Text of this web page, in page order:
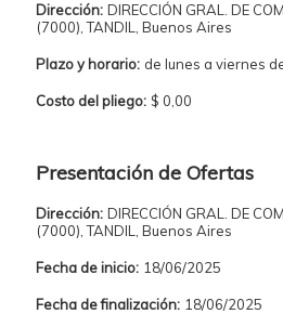
Dirección: DIRECCIÓN GRAL. DE
(7000), TANDIL, Buenos Aires
Plazo y horario: de lunes a viernes
Costo del pliego: $ 0,00
Presentación de Ofertas
Dirección: DIRECCIÓN GRAL. DE
(7000), TANDIL, Buenos Aires
Fecha de inicio: 18/06/2025
Fecha de finalización: 18/06/2025